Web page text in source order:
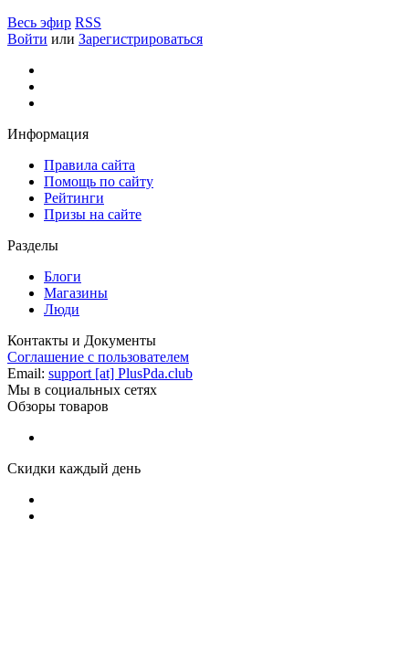
Весь эфир RSS
Войти или Зарегистрироваться
Информация
Правила сайта
Помощь по сайту
Рейтинги
Призы на сайте
Разделы
Блоги
Магазины
Люди
Контакты и Документы
Соглашение с пользователем
Email: support [at] PlusPda.club
Мы в социальных сетях
Обзоры товаров
Скидки каждый день